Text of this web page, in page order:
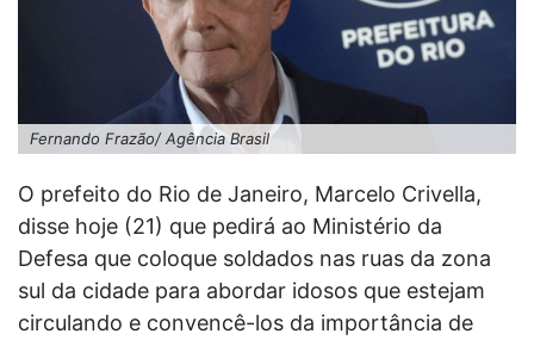
Fernando Frazão/ Agência Brasil
O prefeito do Rio de Janeiro, Marcelo Crivella,
disse hoje (21) que pedirá ao Ministério da
Defesa que coloque soldados nas ruas da zona
sul da cidade para abordar idosos que estejam
circulando e convencê-los da importância de